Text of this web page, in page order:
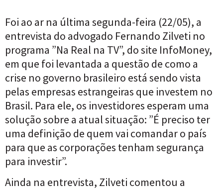
Foi ao ar na última segunda-feira (22/05), a
entrevista do advogado Fernando Zilveti no
programa ”Na Real na TV”, do site InfoMoney,
em que foi levantada a questão de como a
crise no governo brasileiro está sendo vista
pelas empresas estrangeiras que investem no
Brasil. Para ele, os investidores esperam uma
solução sobre a atual situação: ”É preciso ter
uma definição de quem vai comandar o país
para que as corporações tenham segurança
para investir”.
Ainda na entrevista, Zilveti comentou a